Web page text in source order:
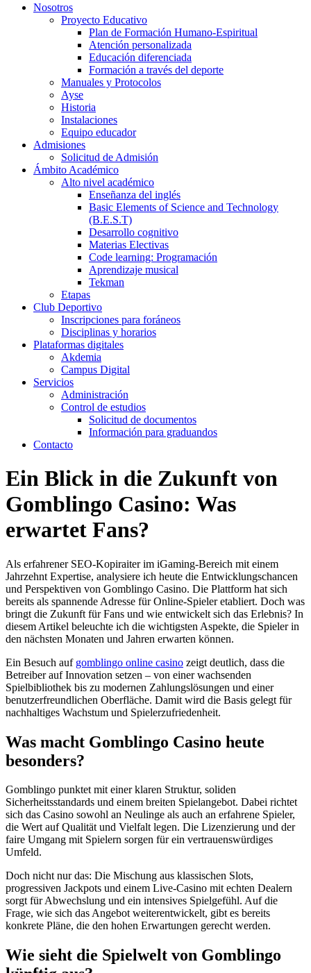
Nosotros
Proyecto Educativo
Plan de Formación Humano-Espiritual
Atención personalizada
Educación diferenciada
Formación a través del deporte
Manuales y Protocolos
Ayse
Historia
Instalaciones
Equipo educador
Admisiones
Solicitud de Admisión
Ámbito Académico
Alto nivel académico
Enseñanza del inglés
Basic Elements of Science and Technology
(B.E.S.T)
Desarrollo cognitivo
Materias Electivas
Code learning: Programación
Aprendizaje musical
Tekman
Etapas
Club Deportivo
Inscripciones para foráneos
Disciplinas y horarios
Plataformas digitales
Akdemia
Campus Digital
Servicios
Administración
Control de estudios
Solicitud de documentos
Información para graduandos
Contacto
Ein Blick in die Zukunft von
Gomblingo Casino: Was
erwartet Fans?
Als erfahrener SEO-Kopiraiter im iGaming-Bereich mit einem
Jahrzehnt Expertise, analysiere ich heute die Entwicklungschancen
und Perspektiven von Gomblingo Casino. Die Plattform hat sich
bereits als spannende Adresse für Online-Spieler etabliert. Doch was
bringt die Zukunft für Fans und wie entwickelt sich das Erlebnis? In
diesem Artikel beleuchte ich die wichtigsten Aspekte, die Spieler in
den nächsten Monaten und Jahren erwarten können.
Ein Besuch auf gomblingo online casino zeigt deutlich, dass die
Betreiber auf Innovation setzen – von einer wachsenden
Spielbibliothek bis zu modernen Zahlungslösungen und einer
benutzerfreundlichen Oberfläche. Damit wird die Basis gelegt für
nachhaltiges Wachstum und Spielerzufriedenheit.
Was macht Gomblingo Casino heute
besonders?
Gomblingo punktet mit einer klaren Struktur, soliden
Sicherheitsstandards und einem breiten Spielangebot. Dabei richtet
sich das Casino sowohl an Neulinge als auch an erfahrene Spieler,
die Wert auf Qualität und Vielfalt legen. Die Lizenzierung und der
faire Umgang mit Spielern sorgen für ein vertrauenswürdiges
Umfeld.
Doch nicht nur das: Die Mischung aus klassischen Slots,
progressiven Jackpots und einem Live-Casino mit echten Dealern
sorgt für Abwechslung und ein intensives Spielgefühl. Auf die
Frage, wie sich das Angebot weiterentwickelt, gibt es bereits
konkrete Pläne, die den hohen Erwartungen gerecht werden.
Wie sieht die Spielwelt von Gomblingo